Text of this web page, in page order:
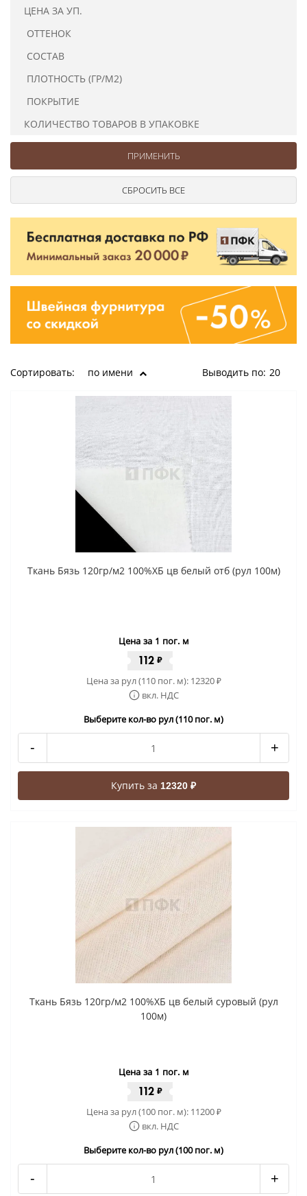
ЦЕНА ЗА УП.
ОТТЕНОК
СОСТАВ
ПЛОТНОСТЬ (ГР/М2)
ПОКРЫТИЕ
КОЛИЧЕСТВО ТОВАРОВ В УПАКОВКЕ
Сортировать: по имени Выводить по: 20
Ткань Бязь 120гр/м2 100%ХБ цв белый отб (рул 100м)
Цена за 1 пог. м
112 ₽
Цена за рул (110 пог. м): 12320₽
вкл. НДС
Выберите кол-во рул (110 пог. м)
- +
Купить за 12320 ₽
Ткань Бязь 120гр/м2 100%ХБ цв белый суровый (рул
100м)
Цена за 1 пог. м
112 ₽
Цена за рул (100 пог. м): 11200₽
вкл. НДС
Выберите кол-во рул (100 пог. м)
- +
Ушковые
Цепочки шарики с замком
Ткани
Сумочная фурнитура